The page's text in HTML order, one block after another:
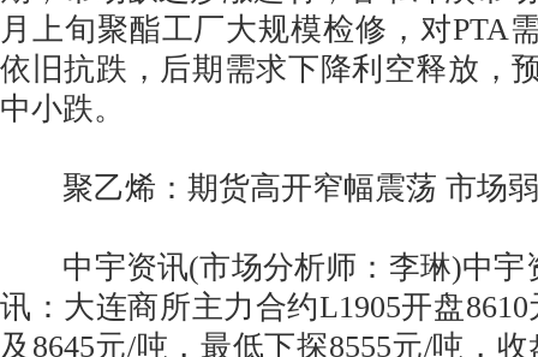
月上旬聚酯工厂大规模检修，对PTA
依旧抗跌，后期需求下降利空释放，
中小跌。
聚乙烯：期货高开窄幅震荡 市场
中宇资讯(市场分析师：李琳)中宇
讯：大连商所主力合约L1905开盘
及8645元/吨，最低下探8555元/吨，